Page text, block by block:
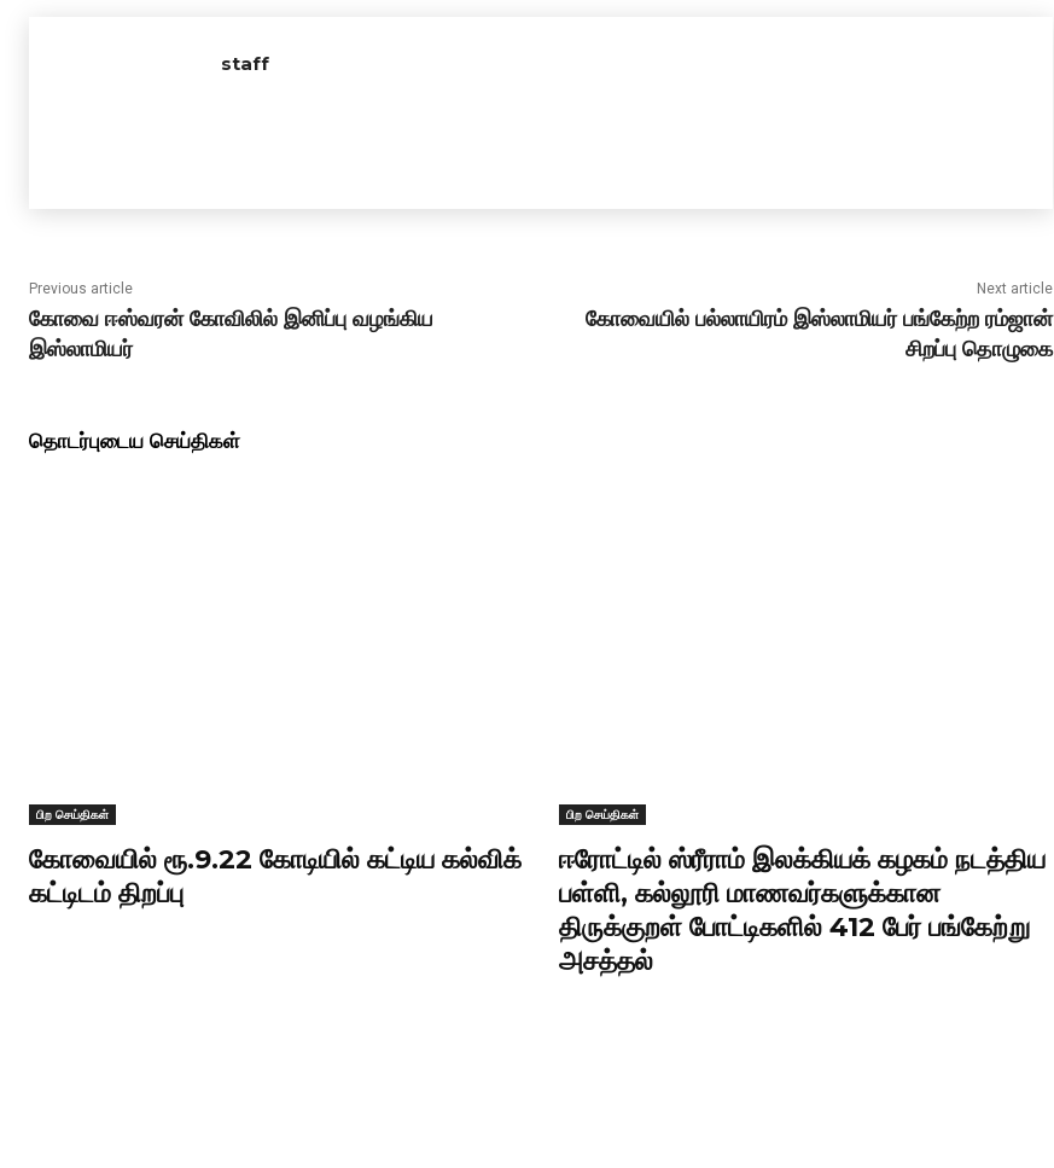
staff
Previous article
கோவை ஈஸ்வரன் கோவிலில் இனிப்பு வழங்கிய
இஸ்லாமியர்
Next article
கோவையில் பல்லாயிரம் இஸ்லாமியர் பங்கேற்ற ரம்ஜான்
சிறப்பு தொழுகை
தொடர்புடைய செய்திகள்
பிற செய்திகள்
கோவையில் ரூ.9.22 கோடியில் கட்டிய கல்விக்
கட்டிடம் திறப்பு
பிற செய்திகள்
ஈரோட்டில் ஸ்ரீராம் இலக்கியக் கழகம் நடத்திய
பள்ளி, கல்லூரி மாணவர்களுக்கான
திருக்குறள் போட்டிகளில் 412 பேர் பங்கேற்று
அசத்தல்